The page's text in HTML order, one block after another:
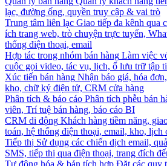
lạc, đường ống, quyền truy cập & vai trò
Trung tâm liên lạc Giao tiếp đa kênh qua
ích trang web, trò chuyện trực tuyến,
thống điện thoại, email
Hợp tác trong nhóm bán hàng Làm việc
cuộc gọi video, tác vụ, lịch, ổ lưu trữ tập
Xúc tiến bán hàng Nhận báo giá, hóa
kho, chữ ký điện tử, CRM cửa hàng
Phân tích & báo cáo Phân tích phễu bán
viên, Trí tuệ bán hàng, báo cáo BI
CRM di động Khách hàng tiềm năng,
toán, hệ thống điện thoại, email, kho, lịch
Tiếp thị Sử dụng các chiến dịch email,
SMS, tiếp thị qua điện thoại, trang đích
Tự động hóa & bản tích hợp Đặt các quy